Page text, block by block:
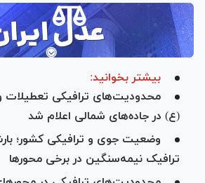
بیشتر بخوانید:
محدودیت‌های ترافیکی تعطیلات
(ع) در جاده‌های شمالی اعلام شد
وضعیت جوی و ترافیکی کشور؛
ترافیک نیمه‌سنگین در برخی محورها